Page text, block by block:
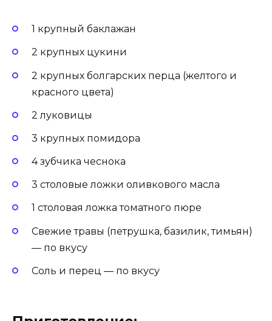
1 крупный баклажан
2 крупных цукини
2 крупных болгарских перца (желтого и
красного цвета)
2 луковицы
3 крупных помидора
4 зубчика чеснока
3 столовые ложки оливкового масла
1 столовая ложка томатного пюре
Свежие травы (петрушка, базилик, тимьян)
— по вкусу
Соль и перец — по вкусу